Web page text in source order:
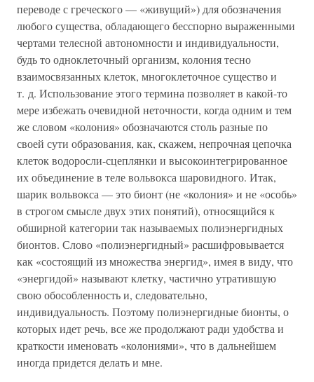
переводе с греческого — «живущий») для обозначения
любого существа, обладающего бесспорно выраженными
чертами телесной автономности и индивидуальности,
будь то одноклеточный организм, колония тесно
взаимосвязанных клеток, многоклеточное существо и
т. д. Использование этого термина позволяет в какой-то
мере избежать очевидной неточности, когда одним и тем
же словом «колония» обозначаются столь разные по
своей сути образования, как, скажем, непрочная цепочка
клеток водоросли-сцеплянки и высокоинтегрированное
их объединение в теле вольвокса шаровидного. Итак,
шарик вольвокса — это бионт (не «колония» и не «особь»
в строгом смысле двух этих понятий), относящийся к
обширной категории так называемых полиэнергидных
бионтов. Слово «полиэнергидный» расшифровывается
как «состоящий из множества энергид», имея в виду, что
«энергидой» называют клетку, частично утратившую
свою обособленность и, следовательно,
индивидуальность. Поэтому полиэнергидные бионты, о
которых идет речь, все же продолжают ради удобства и
краткости именовать «колониями», что в дальнейшем
иногда придется делать и мне.